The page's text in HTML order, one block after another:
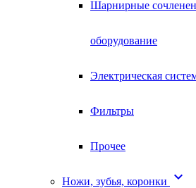
Шарнирные
оборудование
Электрическая
Фильтры
Прочее
Ножи, зубья, коронки 